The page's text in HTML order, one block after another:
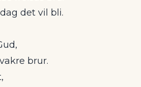
det vil bli.
brur.